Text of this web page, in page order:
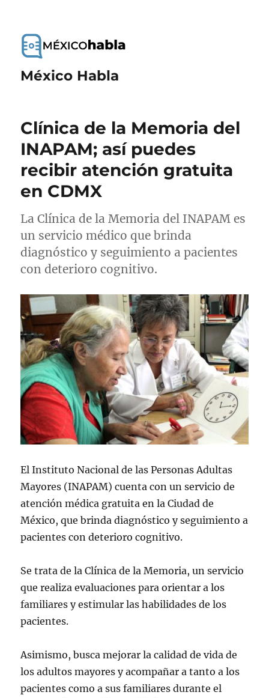
México Habla
Clínica de la Memoria del
INAPAM; así puedes
recibir atención gratuita
en CDMX
La Clínica de la Memoria del INAPAM es
un servicio médico que brinda
diagnóstico y seguimiento a pacientes
con deterioro cognitivo.
El Instituto Nacional de las Personas Adultas
Mayores (INAPAM) cuenta con un servicio de
atención médica gratuita en la Ciudad de
México, que brinda diagnóstico y seguimiento a
pacientes con deterioro cognitivo.
Se trata de la Clínica de la Memoria, un servicio
que realiza evaluaciones para orientar a los
familiares y estimular las habilidades de los
pacientes.
Asimismo, busca mejorar la calidad de vida de
los adultos mayores y acompañar a tanto a los
pacientes como a sus familiares durante el